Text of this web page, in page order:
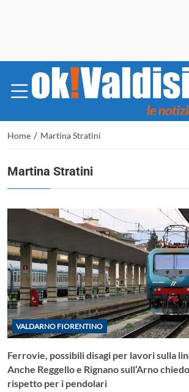
Home / Martina Stratini
Martina Stratini
VALDARNO FIORENTINO
Ferrovie, possibili disagi per lavori sulla
Anche Reggello e Rignano sull’Arno
rispetto per i pendolari